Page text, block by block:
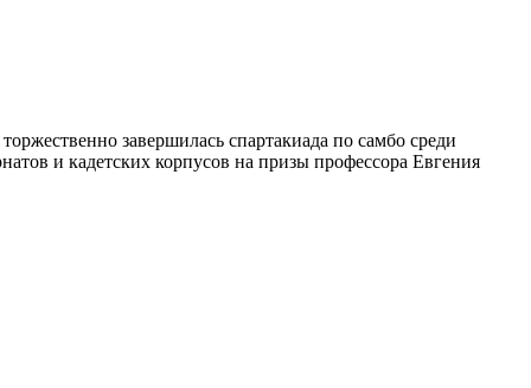
завершилась спартакиада по самбо среди
и кадетских корпусов на призы профессора Евгения